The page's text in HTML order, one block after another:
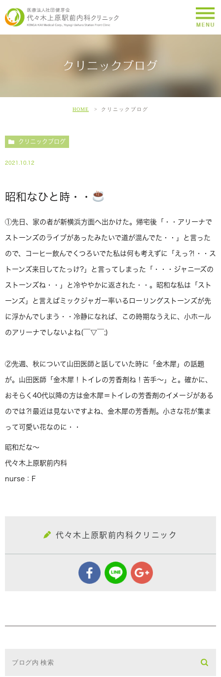
クリニックブログ
HOME クリニックブログ
クリニックブログ
2021.10.12
昭和なひと時・・
①先日、家の者が新横浜方面へ出かけた。帰宅後「・・アリーナで
ストーンズのライブがあったみたいで道が混んでた・・」と言った
ので、コーヒー飲んでくつろいでた私は何も考えずに「えっ⁈・・ス
トーンズ来日してたっけ?」と言ってしまった「・・・ジャニーズの
ストーンズね・・」と冷ややかに返された・・。昭和な私は「スト
ーンズ」と言えばミックジャガー率いるローリングストーンズが先
に浮かんでしまう・・冷静になれば、この時期なうえに、小ホール
のアリーナでしないよね(￣▽￣;)
②先週、秋について山田医師と話していた時に「金木犀」の話題
が。山田医師「金木犀！トイレの芳香剤ね！苦手〜」と。確かに、
おそらく40代以降の方は金木犀＝トイレの芳香剤のイメージがある
のでは⁈最近は見ないですよね、金木犀の芳香剤。小さな花が集ま
って可愛い花なのに・・
昭和だな〜
代々木上原駅前内科
nurse：F
代々木上原駅前内科クリニック